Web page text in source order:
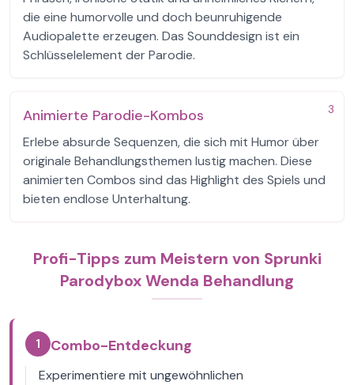
die eine humorvolle und doch beunruhigende
Audiopalette erzeugen. Das Sounddesign ist ein
Schlüsselelement der Parodie.
3
Animierte Parodie-Kombos
Erlebe absurde Sequenzen, die sich mit Humor über
originale Behandlungsthemen lustig machen. Diese
animierten Combos sind das Highlight des Spiels und
bieten endlose Unterhaltung.
Profi-Tipps zum Meistern von Sprunki
Parodybox Wenda Behandlung
1 Combo-Entdeckung
Experimentiere mit ungewöhnlichen